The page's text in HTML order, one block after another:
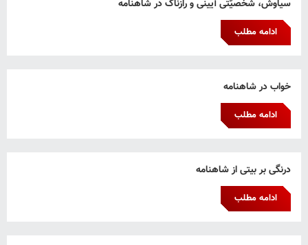
سیاوش، شخصیّتی آیینی و رازناک در شاهنامه
ادامه مطلب
خواب در شاهنامه
ادامه مطلب
درنگی بر بیتی از شاهنامه
ادامه مطلب